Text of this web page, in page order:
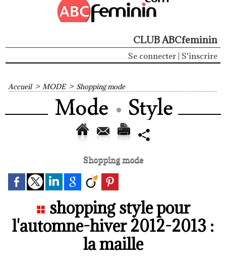
CLUB ABCfeminin
Se connecter S'inscrire
Accueil > MODE > Shopping mode
Shopping mode
shopping style pour
l'automne-hiver 2012-2013 :
la maille